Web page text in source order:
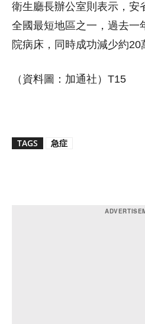
衛生廳長辦公室則表示，安
全國最短地區之一，過去一
院病床，同時成功減少約20
（資料圖：加通社）T15
TAGS 急症